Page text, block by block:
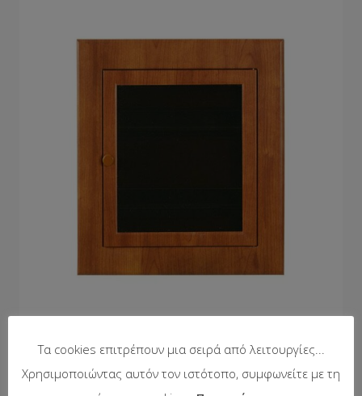
Τα cookies επιτρέπουν μια σειρά από λειτουργίες...
Χρησιμοποιώντας αυτόν τον ιστότοπο, συμφωνείτε με τη